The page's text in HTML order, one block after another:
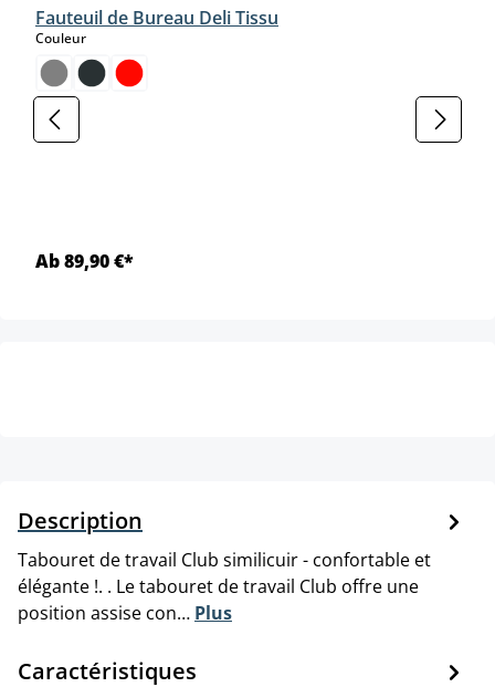
Fauteuil de Bureau Deli Tissu
Couleurselect
Ab 89,90 €*
Description
Tabouret de travail Club similicuir - confortable et
élégante !. . Le tabouret de travail Club offre une
position assise con… Plus
Caractéristiques